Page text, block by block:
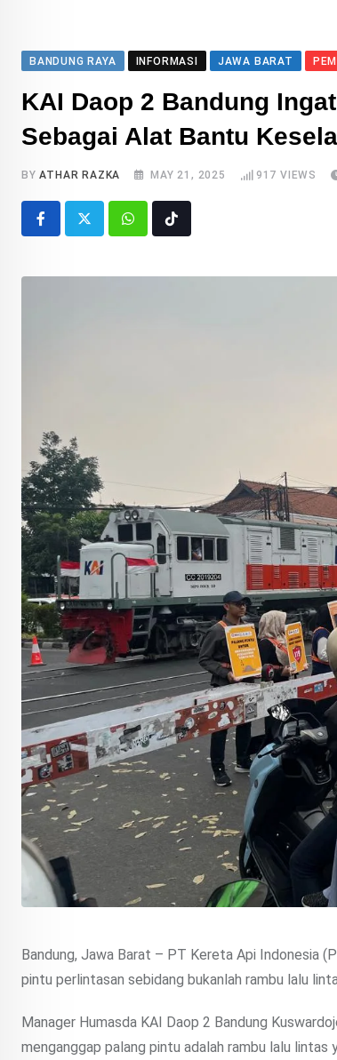
BANDUNG RAYA INFORMASI JAWA BARAT
KAI Daop 2 Bandung
Sebagai Alat Bantu
BYATHAR RAZKA MAY 21, 2025 917 VIEWS
WhatsappTiktok
Bandung, Jawa Barat – PT Kereta Api Indonesia
pintu perlintasan sebidang bukanlah rambu lalu
Manager Humasda KAI Daop 2 Bandung
menganggap palang pintu adalah rambu lalu